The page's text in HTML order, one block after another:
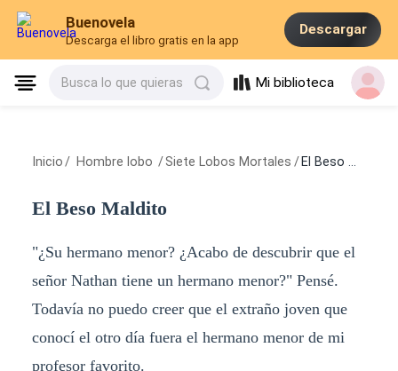
Buenovela
Descarga el libro gratis en la app
Descargar
Busca lo que quieras Mi biblioteca
Inicio / Hombre lobo /Siete Lobos Mortales / El Beso Maldito
El Beso Maldito
"¿Su hermano menor? ¿Acabo de descubrir que el
señor Nathan tiene un hermano menor?" Pensé.
Todavía no puedo creer que el extraño joven que
conocí el otro día fuera el hermano menor de mi
profesor favorito.